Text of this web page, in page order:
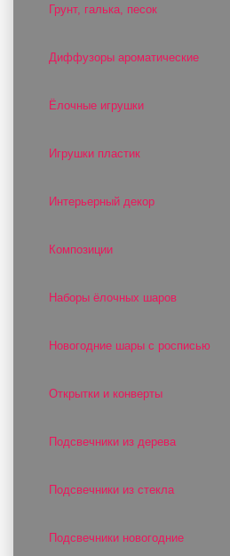
Грунт, галька, песок
Диффузоры ароматические
Ёлочные игрушки
Игрушки пластик
Интерьерный декор
Композиции
Наборы ёлочных шаров
Новогодние шары с росписью
Открытки и конверты
Подсвечники из дерева
Подсвечники из стекла
Подсвечники новогодние